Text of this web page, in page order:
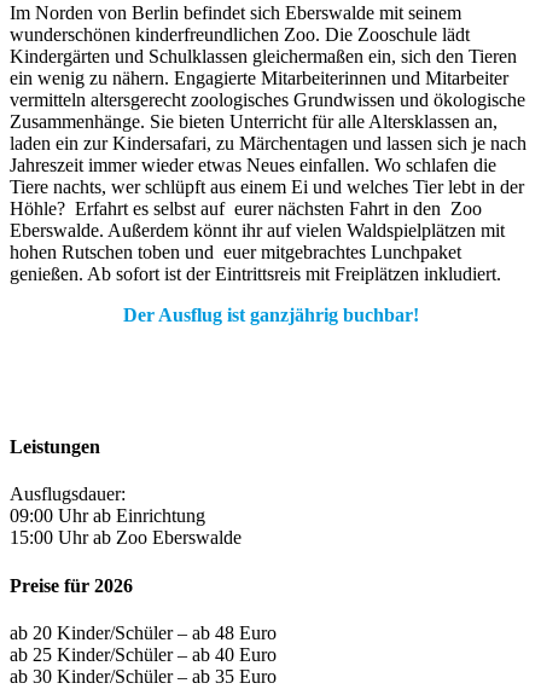
Im Norden von Berlin befindet sich Eberswalde mit seinem
wunderschönen kinderfreundlichen Zoo. Die Zooschule lädt
Kindergärten und Schulklassen gleichermaßen ein, sich den Tieren
ein wenig zu nähern. Engagierte Mitarbeiterinnen und Mitarbeiter
vermitteln altersgerecht zoologisches Grundwissen und ökologische
Zusammenhänge. Sie bieten Unterricht für alle Altersklassen an,
laden ein zur Kindersafari, zu Märchentagen und lassen sich je nach
Jahreszeit immer wieder etwas Neues einfallen. Wo schlafen die
Tiere nachts, wer schlüpft aus einem Ei und welches Tier lebt in der
Höhle? Erfahrt es selbst auf eurer nächsten Fahrt in den Zoo
Eberswalde. Außerdem könnt ihr auf vielen Waldspielplätzen mit
hohen Rutschen toben und euer mitgebrachtes Lunchpaket
genießen. Ab sofort ist der Eintrittsreis mit Freiplätzen inkludiert.
Der Ausflug ist ganzjährig buchbar!
Leistungen
Ausflugsdauer:
09:00 Uhr ab Einrichtung
15:00 Uhr ab Zoo Eberswalde
Preise für 2026
ab 20 Kinder/Schüler – ab 48 Euro
ab 25 Kinder/Schüler – ab 40 Euro
ab 30 Kinder/Schüler – ab 35 Euro